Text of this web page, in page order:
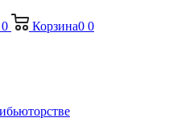
0 Корзина0 0